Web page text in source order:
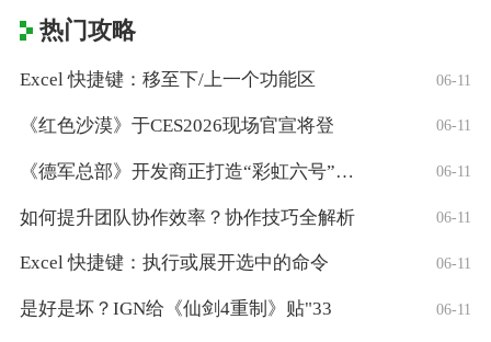
热门攻略
Excel 快捷键：移至下/上一个功能区 06-11
《红色沙漠》于CES2026现场官宣将登 06-11
《德军总部》开发商正打造“彩虹六号”风格 06-11
如何提升团队协作效率？协作技巧全解析 06-11
Excel 快捷键：执行或展开选中的命令 06-11
是好是坏？IGN给《仙剑4重制》贴"33 06-11